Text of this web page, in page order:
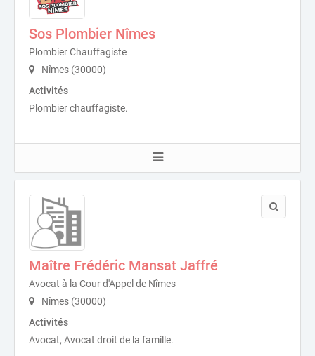
Sos Plombier Nîmes
Plombier Chauffagiste
Nîmes (30000)
Activités
Plombier chauffagiste.
Maître Frédéric Mansat Jaffré
​Avocat à la Cour d'Appel de Nîmes
Nîmes (30000)
Activités
Avocat, Avocat droit de la famille.